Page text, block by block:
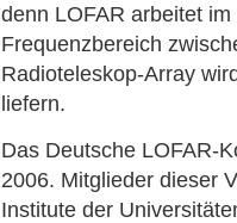
denn LOFAR arbeitet
Frequenzbereich
Radioteleskop-Array
liefern.
Das Deutsche LOFAR-
2006. Mitglieder dieser
Institute der